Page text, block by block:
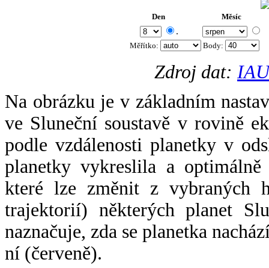
Den Měsíc
.
Měřítko: Body:
Zdroj dat:
Na obrázku je v základním
ve Sluneční soustavě v rovině
podle vzdálenosti planetky v
planetky vykreslila a
které lze změnit z vybraných
trajektorií) některých planet
naznačuje, zda se planetka
ní (červeně).